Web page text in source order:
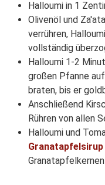
Halloumi in 1
Olivenöl und
verrühren,
vollständig
Halloumi 1-2
großen Pfanne
braten, bis er
Anschließend
Rühren von allen
Halloumi und
Granatapfelsirup